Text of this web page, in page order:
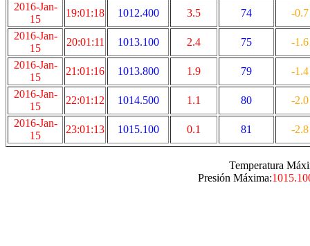
2016-Jan-
15
19:01:18 1012.400 3.5 74
-0.7
2016-Jan-
15
20:01:11 1013.100 2.4 75
-1.6
2016-Jan-
15
21:01:16 1013.800 1.9 79
-1.4
2016-Jan-
15
22:01:12 1014.500 1.1 80
-2.0
2016-Jan-
15
23:01:13 1015.100 0.1 81 -2.8
Temperatura
Presión Máxima: